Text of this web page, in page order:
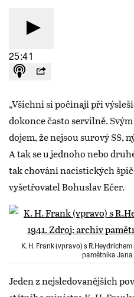
„Všichni si počínají při
dokonce často servilně.
dojem, že nejsou surový SS,
A tak se u jednoho nebo
tak chování nacistických
vyšetřovatel Bohuslav Ečer.
K. H. Frank (vpravo) s
pamětníka Jana
Jeden z nejsledovanějších